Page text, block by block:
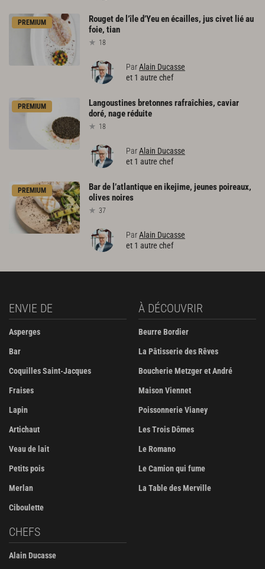
PREMIUM Rougetde l’îled’Yeuenécailles, juscivet liéau
foie, tian
18
ParAlain Ducasse
et 1 autre chef
PREMIUM Langoustines bretonnesrafraîchies, caviar
doré, nageréduite
18
ParAlain Ducasse
et 1 autre chef
PREMIUM Barde l’atlantiqueen ikejime, jeunespoireaux,
olivesnoires
37
ParAlain Ducasse
et 1 autre chef
ENVIE DE
Asperges
Bar
Coquilles Saint-Jacques
Fraises
Lapin
Artichaut
Veau de lait
Petits pois
Merlan
Ciboulette
À DÉCOUVRIR
Beurre Bordier
La Pâtisserie des Rêves
Boucherie Metzger et André
Maison Viennet
Poissonnerie Vianey
Les Trois Dômes
Le Romano
Le Camion qui fume
La Table des Merville
CHEFS
Alain Ducasse